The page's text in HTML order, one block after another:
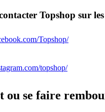
Topshop sur les
Topshop/
topshop/
ou se faire